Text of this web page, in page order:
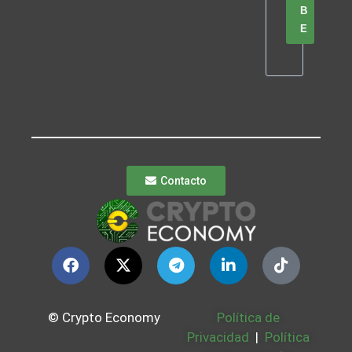
B
E
Contacto
© Crypto Economy
Política de
Privacidad | Política